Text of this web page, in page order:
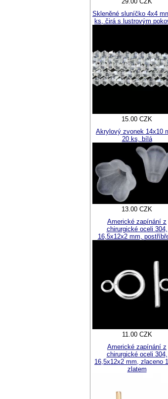
Skleněné sluníčko 4x4
ks, čirá s lustrovým
15.00 CZK
Akrylový zvonek 14x10
20 ks, bílá
13.00 CZK
Americké zapínání z
chirurgické oceli 304,
16,5x12x2 mm,
11.00 CZK
Americké zapínání z
chirurgické oceli 304,
16,5x12x2 mm, zlaceno
zlatem